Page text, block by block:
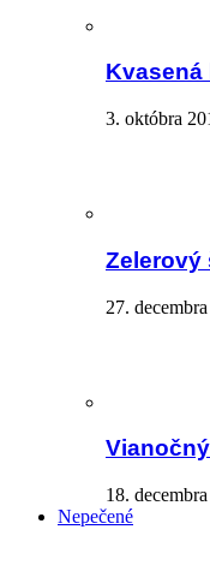
3. októbra
Zelerový
27.
18.
Nepečené